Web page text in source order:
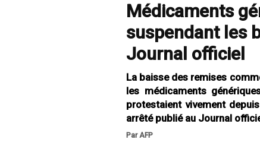
Médicaments
suspendant les
Journal officiel
La baisse des remises
les médicaments
protestaient vivement
arrêté publié au Journal
Par AFP